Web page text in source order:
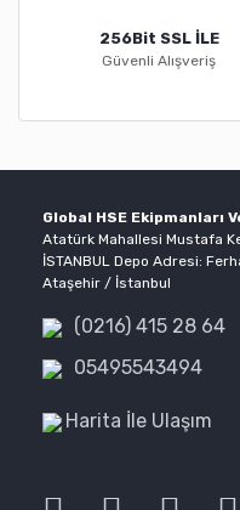
256Bit SSL İLE
Güvenli Alışveriş
Global HSE Ekipmanları
Atatürk Mahallesi Mustafa
İSTANBUL Depo Adresi:
Ataşehir / İstanbul
(0216) 415 28 64
05495543494
Harita İle Ulaşım